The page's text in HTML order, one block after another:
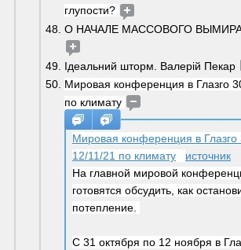
глупости?
О НАЧАЛЕ МАССОВОГО
Ідеальний шторм. Валерій Пекар
Мировая конференция в Глазго
по климату
Мировая конференция в Глазго
12/11/21 по климату
источник
На главной мировой
готовятся обсудить, как
потепление.
С 31 октября по 12 ноября в